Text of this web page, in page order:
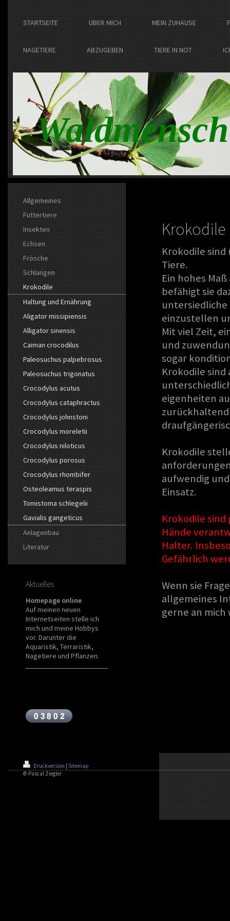
STARTSEITE ÜBER MICH MEIN ZUHAUSE
NAGETIERE ABZUGEBEN TIERE IN NOT
Waldmensch
Allgemeines
Futtertiere
Insekten
Echsen
Frösche
Schlangen
Krokodile
Haltung und Ernährung
Aligator missipiensis
Alligator sinensis
Caiman crocodilus
Paleosuchus palpebrosus
Paleosuchus trigonatus
Crocodylus acutus
Crocodylus cataphractus
Crocodylus johnstoni
Crocodylus moreletii
Crocodylus niloticus
Crocodylus porosus
Crocodylus rhombifer
Osteoleamus teraspis
Tomistoma schlegelii
Gavialis gangeticus
Anlagenbau
Literatur
Aktuelles
Homepage online
Auf meinen neuen
Internetseiten stelle ich
mich und meine Hobbys
vor. Darunter die
Aquaristik, Terraristik,
Nagetiere und Pflanzen.
Krokodile
Krokodile
Tiere.
Ein hohes
befähigt sie
einzustellen
Mit viel Zeit,
und
sogar
Krokodile
eigenheiten
Krokodile
aufwendig
Einsatz.
Krokodile
Hände
Halter.
Gefährlich
Wenn sie
allgemeines
gerne an
Druckversion | Sitemap
© Pascal Ziegler